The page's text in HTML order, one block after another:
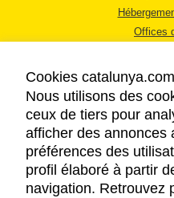
Offices
RÈGLES DE
Cookies catalunya.com
Nous utilisons des
ceux de tiers pour
afficher des annonces
préférences des
profil élaboré à partir
navigation. Retrouvez